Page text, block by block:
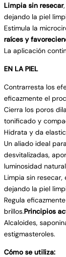
Limpia sin resecar
dejando la piel
Estimula la
raíces y
La aplicación
EN LA PIEL
Contrarresta los
eficazmente el
Cierra los poros
tonificado y
Hidrata y da
Un aliado ideal
desvitalizadas,
luminosidad
Limpia sin resecar,
dejando la piel
Regula
brillos.Principios
Alcaloides,
estigmasteroles.
Cómo se utiliza: